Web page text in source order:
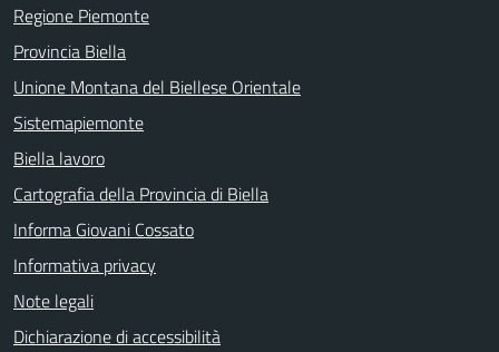
Regione Piemonte
Provincia Biella
Unione Montana del Biellese Orientale
Sistemapiemonte
Biella lavoro
Cartografia della Provincia di Biella
Informa Giovani Cossato
Informativa privacy
Note legali
Dichiarazione di accessibilità